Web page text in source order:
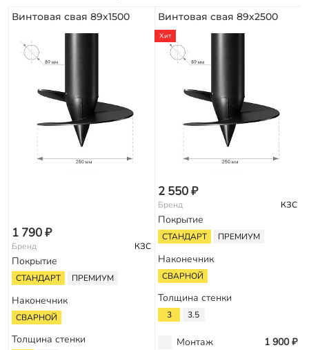
Винтовая свая 89х1500
1 790 ₽
Бренд КЗС
Покрытие
СТАНДАРТ ПРЕМИУМ
Наконечник
СВАРНОЙ
Толщина стенки
Винтовая свая 89х2500
Хит
2 550 ₽
Бренд КЗС
Покрытие
СТАНДАРТ ПРЕМИУМ
Наконечник
СВАРНОЙ
Толщина стенки
3 3.5
Монтаж
1 900 ₽